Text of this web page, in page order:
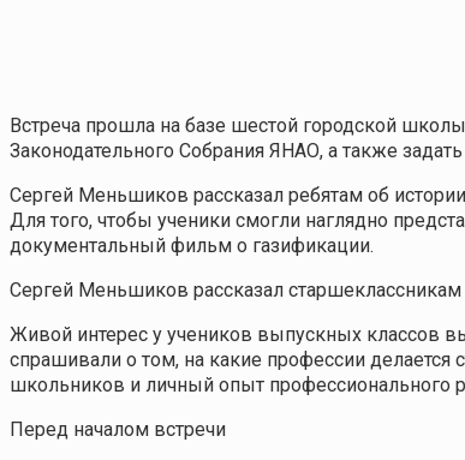
Встреча прошла на базе шестой городской
Законодательного Собрания ЯНАО, а также
Сергей Меньшиков рассказал ребятам об
Для того, чтобы ученики смогли наглядно
документальный фильм о газификации.
Сергей Меньшиков рассказал
Живой интерес у учеников выпускных классов
спрашивали о том, на какие профессии
школьников и личный опыт профессионального
Перед началом встречи